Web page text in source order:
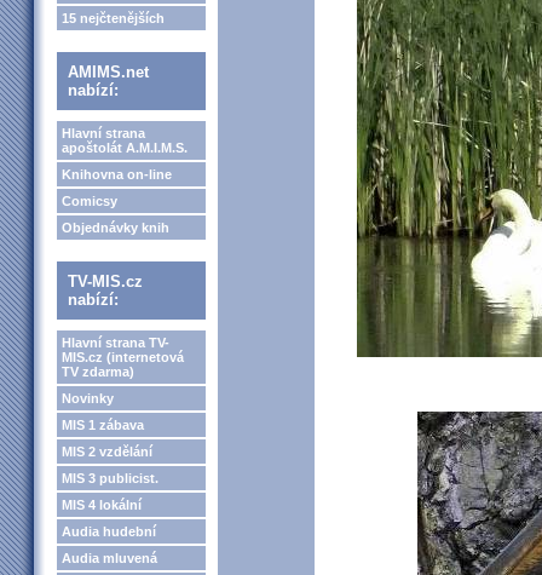
15 nejčtenějších
AMIMS.net
nabízí:
Hlavní strana
apoštolát A.M.I.M.S.
Knihovna on-line
Comicsy
Objednávky knih
TV-MIS.cz
nabízí:
Hlavní strana TV-
MIS.cz (internetová
TV zdarma)
Novinky
MIS 1 zábava
MIS 2 vzdělání
MIS 3 publicist.
MIS 4 lokální
Audia hudební
Audia mluvená